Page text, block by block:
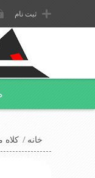
ثبت نام
خانه / کلاه